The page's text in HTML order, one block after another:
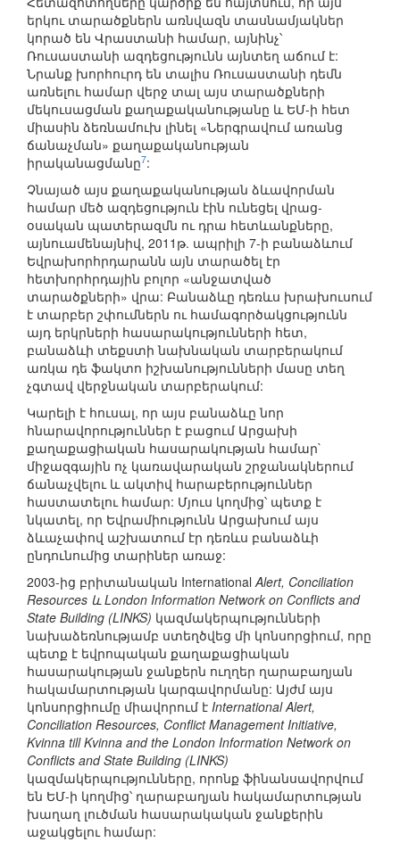
երկու տարածքներն առնվազն տասնամյակներ
կորած են Վրաստանի համար, այնինչ՝
Ռուսաստանի ազդեցությունն այնտեղ աճում է:
Նրանք խորհուրդ են տալիս Ռուսաստանի դեմն
առնելու համար վերջ տալ այս տարածքների
մեկուսացման քաղաքականությանը և ԵՄ-ի հետ
միասին ձեռնամուխ լինել «Ներգրավում առանց
ճանաչման» քաղաքականության
իրականացմանը7:
Չնայած այս քաղաքականության ձևավորման
համար մեծ ազդեցություն էին ունեցել վրաց-
օսական պատերազմն ու դրա հետևանքները,
այնուամենայնիվ, 2011թ. ապրիլի 7-ի բանաձևում
Եվրախորհրդարանն այն տարածել էր
հետխորհրդային բոլոր «անջատված
տարածքների» վրա: Բանաձևը դեռևս խրախուսում
է տարբեր շփումներն ու համագործակցությունն
այդ երկրների հասարակությունների հետ,
բանաձևի տեքստի նախնական տարբերակում
առկա դե ֆակտո իշխանությունների մասը տեղ
չգտավ վերջնական տարբերակում:
Կարելի է հուսալ, որ այս բանաձևը նոր
հնարավորություններ է բացում Արցախի
քաղաքացիական հասարակության համար`
միջազգային ոչ կառավարական շրջանակներում
ճանաչվելու և ակտիվ հարաբերություններ
հաստատելու համար: Մյուս կողմից՝ պետք է
նկատել, որ Եվրամիությունն Արցախում այս
ձևաչափով աշխատում էր դեռևս բանաձևի
ընդունումից տարիներ առաջ:
2003-ից բրիտանական InternationalAlert, Conciliation
Resources և London Information Network on Conflicts and
State Building (LINKS) կազմակերպությունների
նախաձեռնությամբ ստեղծվեց մի կոնսորցիում, որը
պետք է եվրոպական քաղաքացիական
հասարակության ջանքերն ուղղեր ղարաբաղյան
հակամարտության կարգավորմանը: Այժմ այս
կոնսորցիումը միավորում է International Alert,
Conciliation Resources, Conflict Management Initiative,
Kvinna till Kvinna and the London Information Network on
Conflicts and State Building (LINKS)
կազմակերպությունները, որոնք ֆինանսավորվում
են ԵՄ-ի կողմից՝ ղարաբաղյան հակամարտության
խաղաղ լուծման հասարակական ջանքերին
աջակցելու համար: